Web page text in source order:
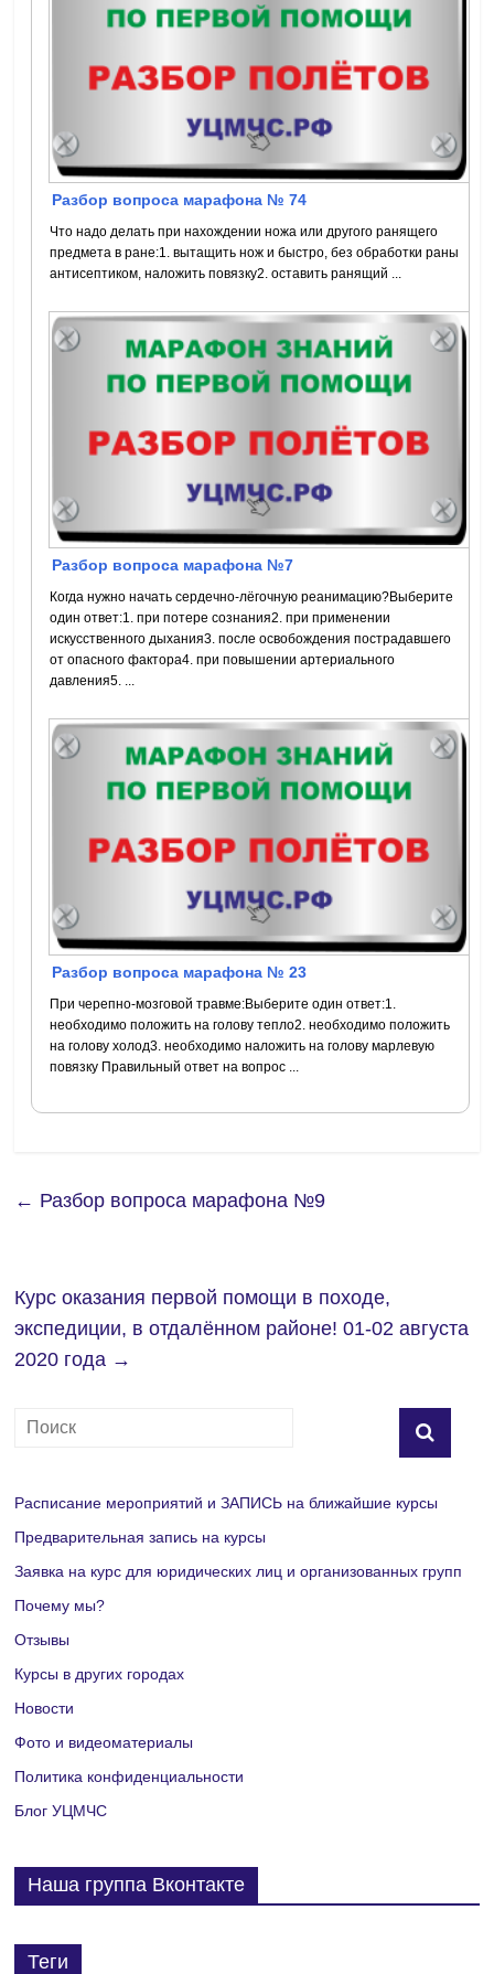
Разбор вопроса марафона № 74
Что надо делать при нахождении ножа или другого ранящего
предмета в ране:1. вытащить нож и быстро, без обработки раны
антисептиком, наложить повязку2. оставить ранящий ...
Разбор вопроса марафона №7
Когда нужно начать сердечно-лёгочную реанимацию?Выберите
один ответ:1. при потере сознания2. при применении
искусственного дыхания3. после освобождения пострадавшего
от опасного фактора4. при повышении артериального
давления5. ...
Разбор вопроса марафона № 23
При черепно-мозговой травме:Выберите один ответ:1.
необходимо положить на голову тепло2. необходимо положить
на голову холод3. необходимо наложить на голову марлевую
повязку Правильный ответ на вопрос ...
← Разбор вопроса марафона №9
Курс оказания первой помощи в походе,
экспедиции, в отдалённом районе! 01-02 августа
2020 года →
Расписание мероприятий и ЗАПИСЬ на ближайшие курсы
Предварительная запись на курсы
Заявка на курс для юридических лиц и организованных групп
Почему мы?
Отзывы
Курсы в других городах
Новости
Фото и видеоматериалы
Политика конфиденциальности
Блог УЦМЧС
Наша группа Вконтакте
Теги